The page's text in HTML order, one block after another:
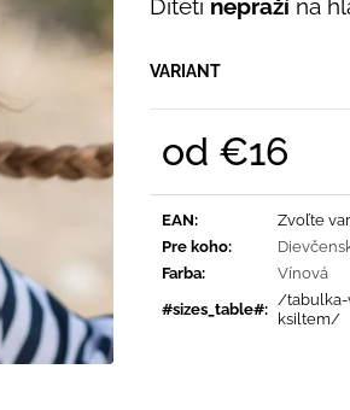
Dítěti nepraží na
VARIANT
od €16
EAN:
Zvoľte
Pre koho:
Farba:
Vínová
#sizes_table#:
/tabulka-
ksiltem/